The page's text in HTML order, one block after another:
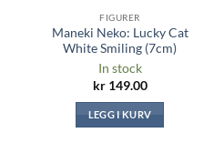
FIGURER
Maneki Neko: Lucky Cat
White Smiling (7cm)
In stock
kr149.00
LEGG I KURV